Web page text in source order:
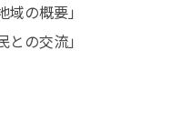
の概要」
の交流」